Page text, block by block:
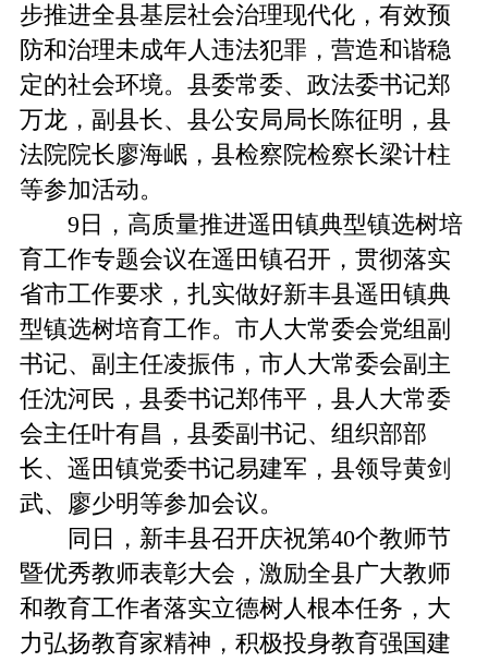
步推进全县基层社会治理现代化，有效预
防和治理未成年人违法犯罪，营造和谐稳
定的社会环境。县委常委、政法委书记郑
万龙，副县长、县公安局局长陈征明，县
法院院长廖海岷，县检察院检察长梁计柱
等参加活动。
9日，高质量推进遥田镇典型镇选树培
育工作专题会议在遥田镇召开，贯彻落实
省市工作要求，扎实做好新丰县遥田镇典
型镇选树培育工作。市人大常委会党组副
书记、副主任凌振伟，市人大常委会副主
任沈河民，县委书记郑伟平，县人大常委
会主任叶有昌，县委副书记、组织部部
长、遥田镇党委书记易建军，县领导黄剑
武、廖少明等参加会议。
同日，新丰县召开庆祝第40个教师节
暨优秀教师表彰大会，激励全县广大教师
和教育工作者落实立德树人根本任务，大
力弘扬教育家精神，积极投身教育强国建